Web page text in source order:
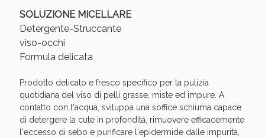
SOLUZIONE MICELLARE
Detergente-Struccante
viso-occhi
Formula delicata
Prodotto delicato e fresco specifico per la pulizia
quotidiana del viso di pelli grasse, miste ed impure. A
contatto con l'acqua, sviluppa una soffice schiuma capace
di detergere la cute in profondità, rimuovere efficacemente
l'eccesso di sebo e purificare l'epidermide dalle impurità,